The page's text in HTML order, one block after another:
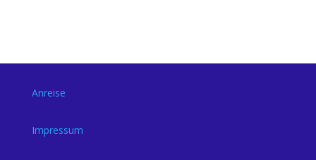
Anreise
Impressum